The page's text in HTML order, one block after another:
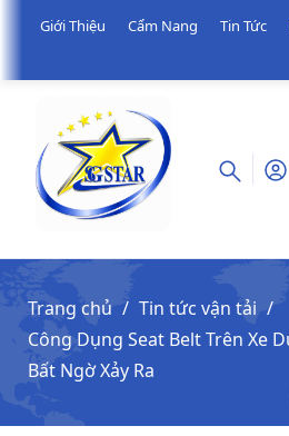
Giới Thiệu Cẩm Nang Tin Tức
Trang chủ
Tin tức vận tải
Công Dụng Seat Belt Trên Xe
Bất Ngờ Xảy Ra